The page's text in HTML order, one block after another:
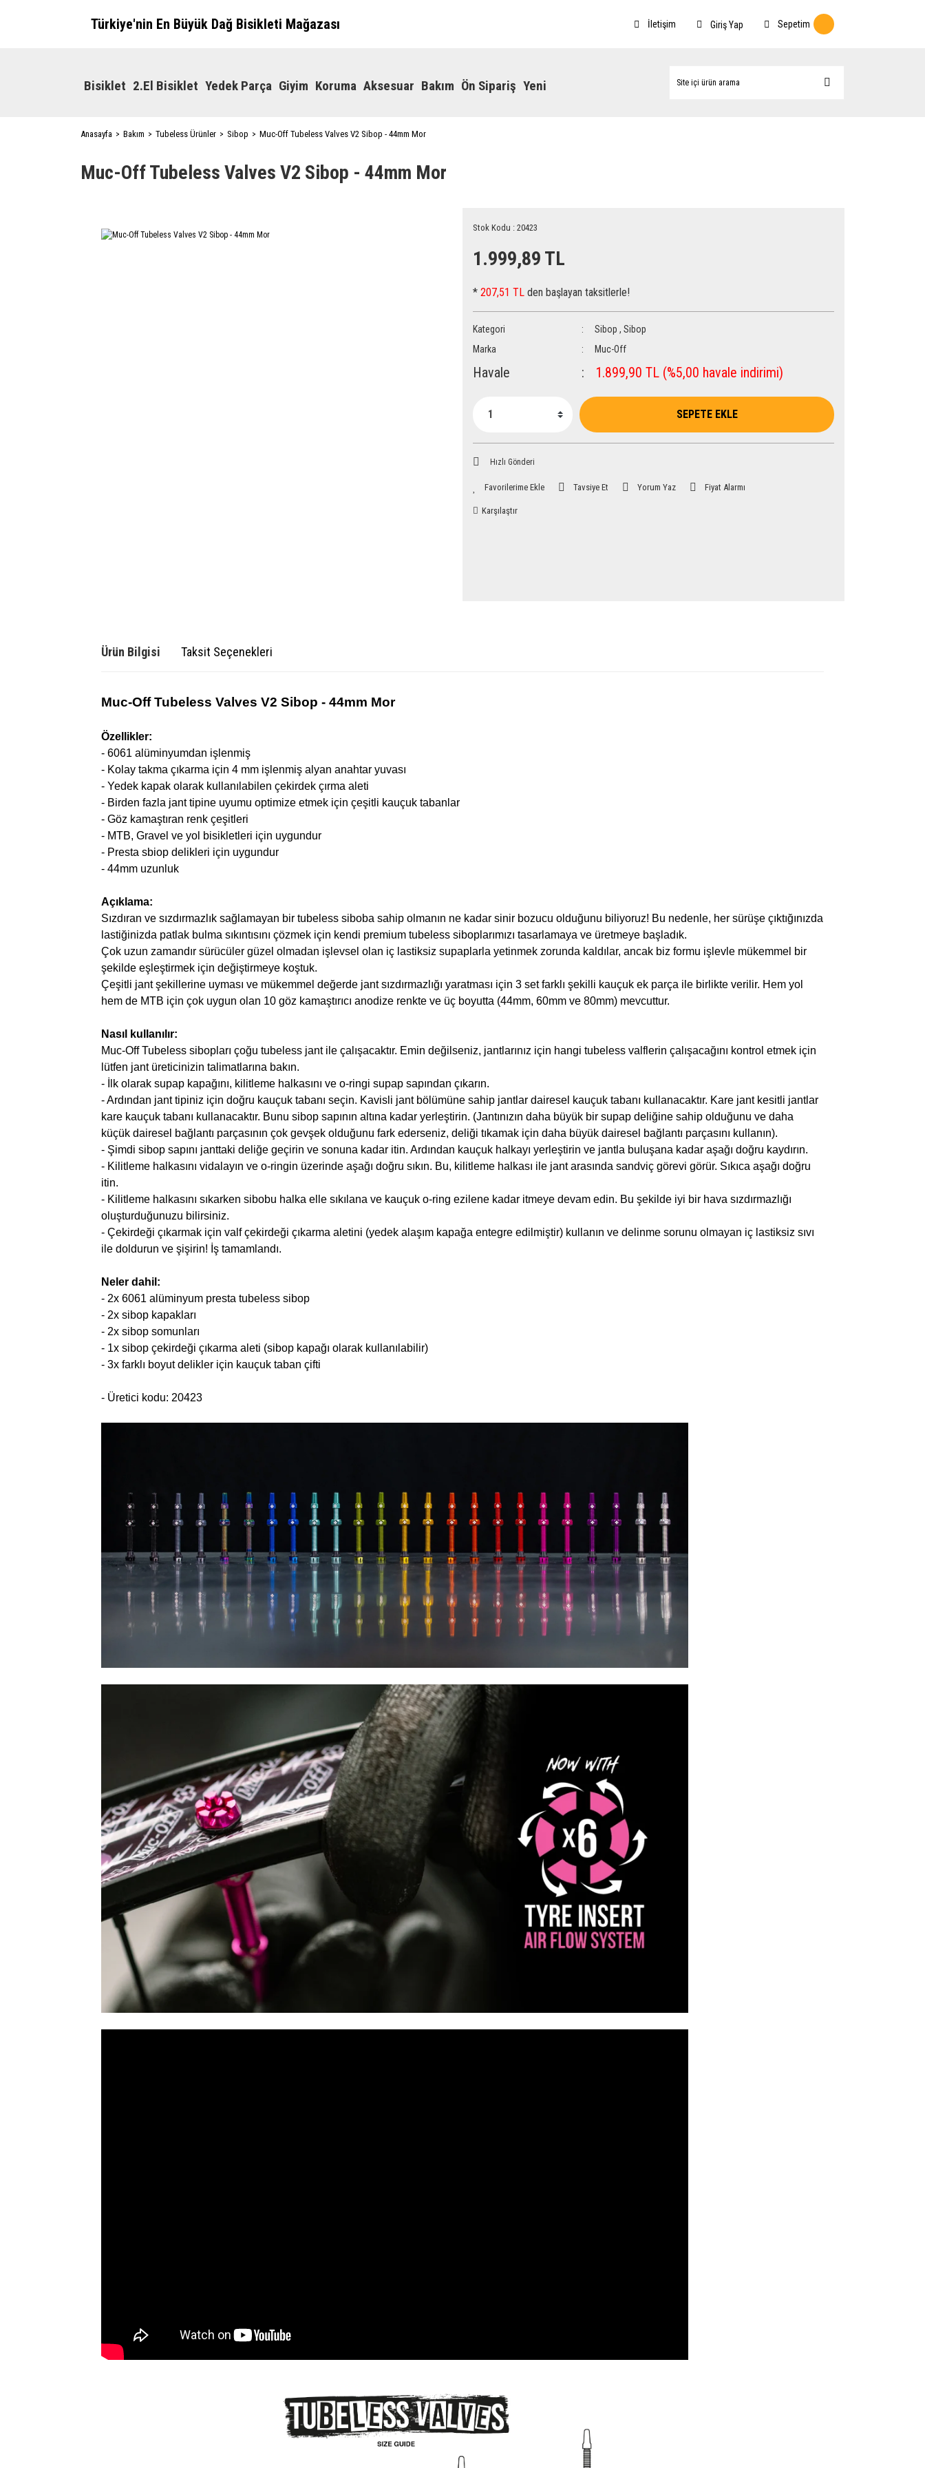
Türkiye'nin En Büyük Dağ Bisikleti Mağazası İletişim Giriş Yap Sepetim
Bisiklet 2.El Bisiklet Yedek Parça Giyim Koruma Aksesuar Bakım Ön Sipariş Yeni
Anasayfa Bakım Tubeless Ürünler Sibop Muc-Off Tubeless Valves V2 Sibop - 44mm Mor
Muc-Off Tubeless Valves V2 Sibop - 44mm Mor
Stok Kodu : 20423
1.999,89 TL
* 207,51 TL den başlayan taksitlerle!
Kategori Sibop , Sibop
Marka
Muc-Off
Havale 1.899,90 TL (%5,00 havale indirimi)
SEPETE EKLE
Hızlı Gönderi
Tavsiye Et Yorum Yaz Fiyat Alarmı
Karşılaştır
Ürün Bilgisi Taksit Seçenekleri
Muc-Off Tubeless Valves V2 Sibop - 44mm Mor
Özellikler:
- 6061 alüminyumdan işlenmiş
- Kolay takma çıkarma için 4 mm işlenmiş alyan anahtar yuvası
- Yedek kapak olarak kullanılabilen çekirdek çırma aleti
- Birden fazla jant tipine uyumu optimize etmek için çeşitli kauçuk tabanlar
- Göz kamaştıran renk çeşitleri
- MTB, Gravel ve yol bisikletleri için uygundur
- Presta sbiop delikleri için uygundur
- 44mm uzunluk
Açıklama:
Sızdıran ve sızdırmazlık sağlamayan bir tubeless siboba sahip olmanın ne kadar sinir bozucu olduğunu biliyoruz! Bu nedenle, her sürüşe çıktığınızda
lastiğinizda patlak bulma sıkıntısını çözmek için kendi premium tubeless siboplarımızı tasarlamaya ve üretmeye başladık.
Çok uzun zamandır sürücüler güzel olmadan işlevsel olan iç lastiksiz supaplarla yetinmek zorunda kaldılar, ancak biz formu işlevle mükemmel bir
şekilde eşleştirmek için değiştirmeye koştuk.
Çeşitli jant şekillerine uyması ve mükemmel değerde jant sızdırmazlığı yaratması için 3 set farklı şekilli kauçuk ek parça ile birlikte verilir. Hem yol
hem de MTB için çok uygun olan 10 göz kamaştırıcı anodize renkte ve üç boyutta (44mm, 60mm ve 80mm) mevcuttur.
Nasıl kullanılır:
Muc-Off Tubeless sibopları çoğu tubeless jant ile çalışacaktır. Emin değilseniz, jantlarınız için hangi tubeless valflerin çalışacağını kontrol etmek için
lütfen jant üreticinizin talimatlarına bakın.
- İlk olarak supap kapağını, kilitleme halkasını ve o-ringi supap sapından çıkarın.
- Ardından jant tipiniz için doğru kauçuk tabanı seçin. Kavisli jant bölümüne sahip jantlar dairesel kauçuk tabanı kullanacaktır. Kare jant kesitli jantlar
kare kauçuk tabanı kullanacaktır. Bunu sibop sapının altına kadar yerleştirin. (Jantınızın daha büyük bir supap deliğine sahip olduğunu ve daha
küçük dairesel bağlantı parçasının çok gevşek olduğunu fark ederseniz, deliği tıkamak için daha büyük dairesel bağlantı parçasını kullanın).
- Şimdi sibop sapını janttaki deliğe geçirin ve sonuna kadar itin. Ardından kauçuk halkayı yerleştirin ve jantla buluşana kadar aşağı doğru kaydırın.
- Kilitleme halkasını vidalayın ve o-ringin üzerinde aşağı doğru sıkın. Bu, kilitleme halkası ile jant arasında sandviç görevi görür. Sıkıca aşağı doğru
itin.
- Kilitleme halkasını sıkarken sibobu halka elle sıkılana ve kauçuk o-ring ezilene kadar itmeye devam edin. Bu şekilde iyi bir hava sızdırmazlığı
oluşturduğunuzu bilirsiniz.
- Çekirdeği çıkarmak için valf çekirdeği çıkarma aletini (yedek alaşım kapağa entegre edilmiştir) kullanın ve delinme sorunu olmayan iç lastiksiz sıvı
ile doldurun ve şişirin! İş tamamlandı.
Neler dahil:
- 2x 6061 alüminyum presta tubeless sibop
- 2x sibop kapakları
- 2x sibop somunları
- 1x sibop çekirdeği çıkarma aleti (sibop kapağı olarak kullanılabilir)
- 3x farklı boyut delikler için kauçuk taban çifti
- Üretici kodu: 20423